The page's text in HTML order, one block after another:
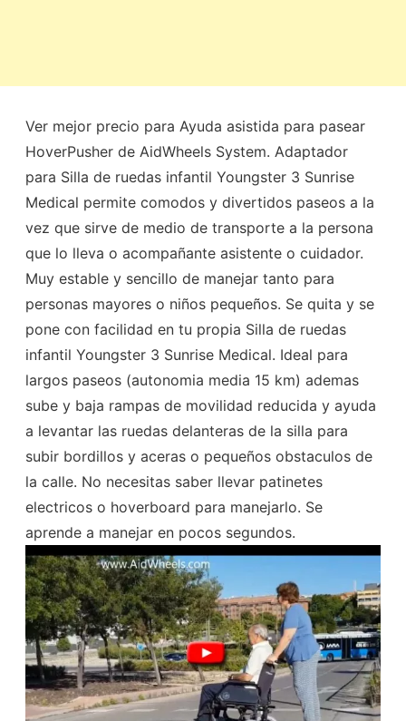
Ver mejor precio para Ayuda asistida para pasear
HoverPusher de AidWheels System. Adaptador
para Silla de ruedas infantil Youngster 3 Sunrise
Medical permite comodos y divertidos paseos a la
vez que sirve de medio de transporte a la persona
que lo lleva o acompañante asistente o cuidador.
Muy estable y sencillo de manejar tanto para
personas mayores o niños pequeños. Se quita y se
pone con facilidad en tu propia Silla de ruedas
infantil Youngster 3 Sunrise Medical. Ideal para
largos paseos (autonomia media 15 km) ademas
sube y baja rampas de movilidad reducida y ayuda
a levantar las ruedas delanteras de la silla para
subir bordillos y aceras o pequeños obstaculos de
la calle. No necesitas saber llevar patinetes
electricos o hoverboard para manejarlo. Se
aprende a manejar en pocos segundos.